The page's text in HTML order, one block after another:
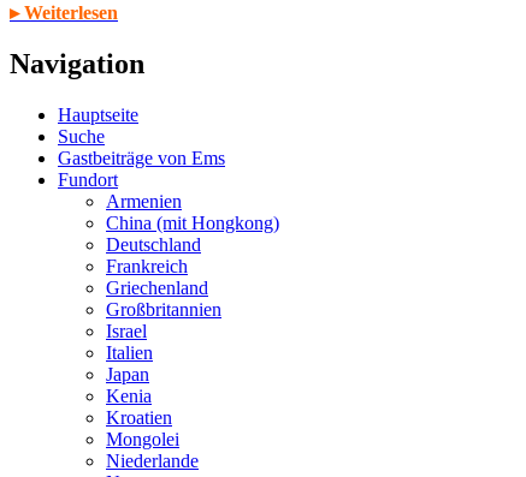
▸ Weiterlesen
Navigation
Hauptseite
Suche
Gastbeiträge von Ems
Fundort
Armenien
China (mit Hongkong)
Deutschland
Frankreich
Griechenland
Großbritannien
Israel
Italien
Japan
Kenia
Kroatien
Mongolei
Niederlande